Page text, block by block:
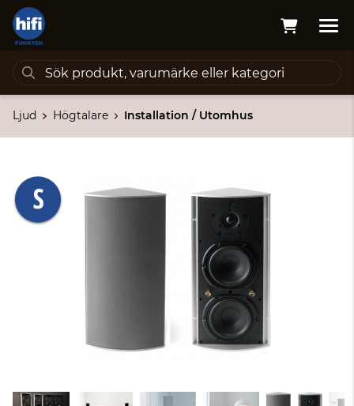
Ljud Högtalare Installation / Utomhus